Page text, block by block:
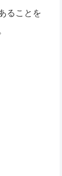
ることを